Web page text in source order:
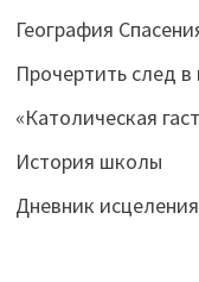
География
Прочертить след в
«Католическая
История школы
Дневник исцеления